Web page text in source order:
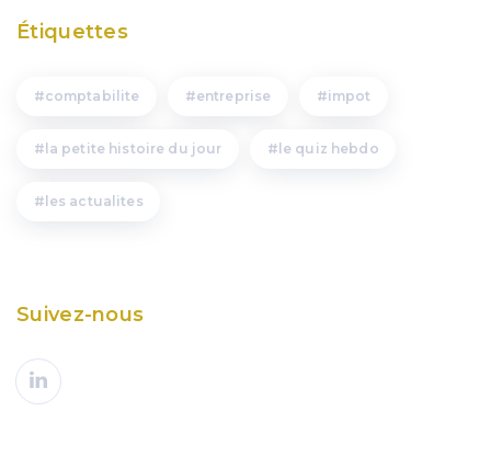
Étiquettes
comptabilite entreprise impot
la petite histoire du jour le quiz hebdo
les actualites
Suivez-nous